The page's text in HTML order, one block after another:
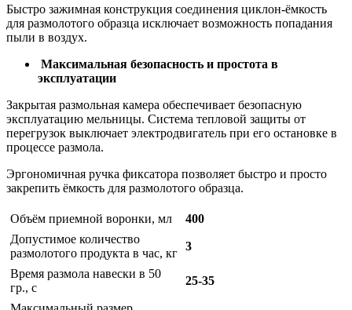
Быстро зажимная конструкция соединения циклон-ёмкость
для размолотого образца исключает возможность попадания
пыли в воздух.
Максимальная безопасность и простота в
эксплуатации
Закрытая размольная камера обеспечивает безопасную
эксплуатацию мельницы. Система тепловой защиты от
перегрузок выключает электродвигатель при его остановке в
процессе размола.
Эргономичная ручка фиксатора позволяет быстро и просто
закрепить ёмкость для размолотого образца.
Объём приемной воронки, мл
400
Допустимое количество
размолотого продукта в час, кг
3
Время размола навески в 50
гр., с
25-35